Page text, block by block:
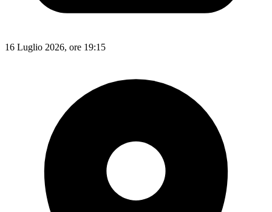
16 Luglio 2026, ore 19:15